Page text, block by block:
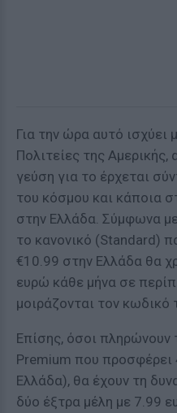
Για την ώρα αυτό ισχύει
Πολιτείες της Αμερικής,
γεύση για το έρχεται
του κόσμου και κάποια
στην Ελλάδα. Σύμφωνα
το κανονικό (Standard)
€10.99 στην Ελλάδα θα
ευρώ κάθε μήνα σε
μοιράζονται τον κωδικό
Επίσης, όσοι πληρώνουν
Premium που
Ελλάδα), θα έχουν τη
δύο έξτρα μέλη με 7.99